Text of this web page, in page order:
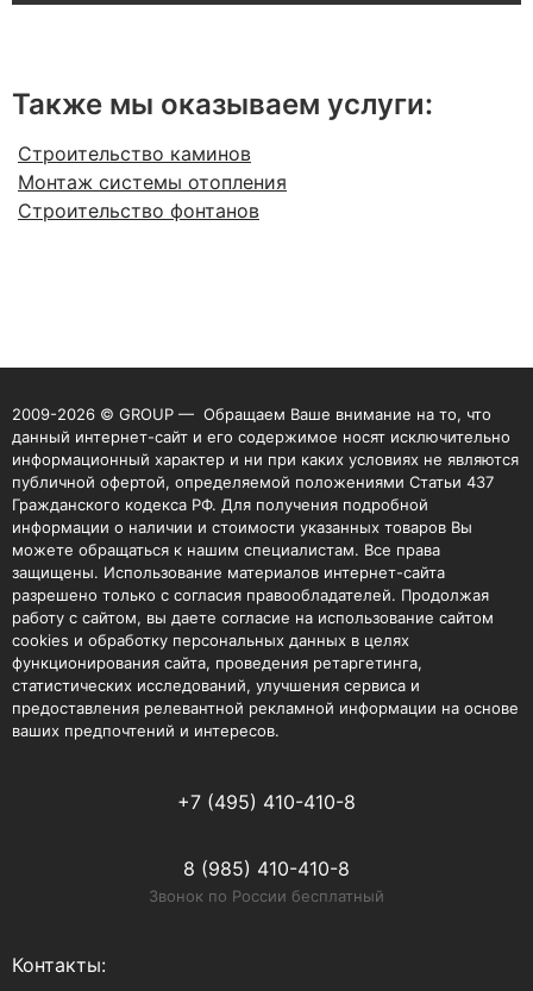
Также мы оказываем услуги:
Строительство каминов
Монтаж системы отопления
Строительство фонтанов
2009-2026 © GROUP — Обращаем Ваше внимание на то, что
данный интернет-сайт и его содержимое носят исключительно
информационный характер и ни при каких условиях не являются
публичной офертой, определяемой положениями Статьи 437
Гражданского кодекса РФ. Для получения подробной
информации о наличии и стоимости указанных товаров Вы
можете обращаться к нашим специалистам. Все права
защищены. Использование материалов интернет-сайта
разрешено только с согласия правообладателей. Продолжая
работу с сайтом, вы даете согласие на использование сайтом
cookies и обработку персональных данных в целях
функционирования сайта, проведения ретаргетинга,
статистических исследований, улучшения сервиса и
предоставления релевантной рекламной информации на основе
ваших предпочтений и интересов.
+7 (495) 410-410-8
8 (985) 410-410-8
Звонок по России бесплатный
Контакты: